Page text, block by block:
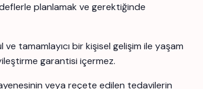
planlamak ve gerektiğinde
tamamlayıcı bir kişisel gelişim ile yaşam
garantisi içermez.
veya reçete edilen tedavilerin